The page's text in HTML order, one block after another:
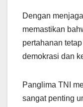
Dengan
memastikan
pertahanan
demokrasi dan
Panglima TNI
sangat penting